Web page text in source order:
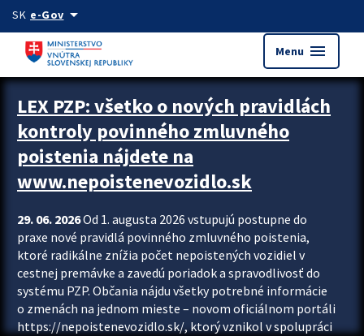
Preskocit na hlavný obsah
SK e-Govarrow_drop_down
Menu menu
Zastavit automatický posun upútavok
LEX PZP: všetko o nových pravidlách
kontroly povinného zmluvného
poistenia nájdete na
www.nepoistenevozidlo.sk
29. 06. 2026Od 1. augusta 2026 vstupujú postupne do
praxe nové pravidlá povinného zmluvného poistenia,
ktoré radikálne znížia počet nepoistených vozidiel v
cestnej premávke a zavedú poriadok a spravodlivosť do
systému PZP. Občania nájdu všetky potrebné informácie
o zmenách na jednom mieste – novom oficiálnom portáli
https://nepoistenevozidlo.sk/, ktorý vznikol v spolupráci